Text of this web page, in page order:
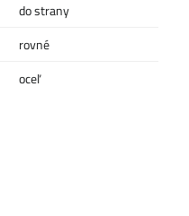
do strany
rovné
oceľ